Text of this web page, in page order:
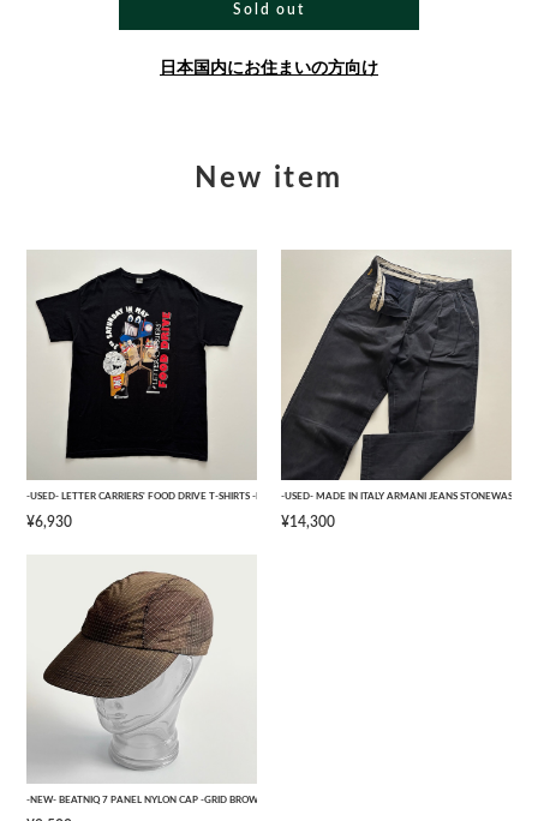
Sold out
日本国内にお住まいの方向け
New item
-USED- LETTER CARRIERS' FOOD DRIVE T-SHIRTS -BLACK- [L]
¥6,930
-USED- MADE IN ITALY ARMANI JEANS
¥14,300
-NEW- BEATNIQ 7 PANEL NYLON CAP -GRID BROWN CAMOUFLAGE- [ONE SIZE]